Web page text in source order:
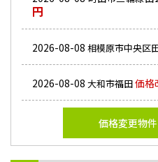
円
2026-08-08 相模原市中央区
2026-08-08 大和市福田価格
価格変更物